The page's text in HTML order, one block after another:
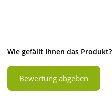
Wie gefällt Ihnen das Produkt?
Bewertung abgeben